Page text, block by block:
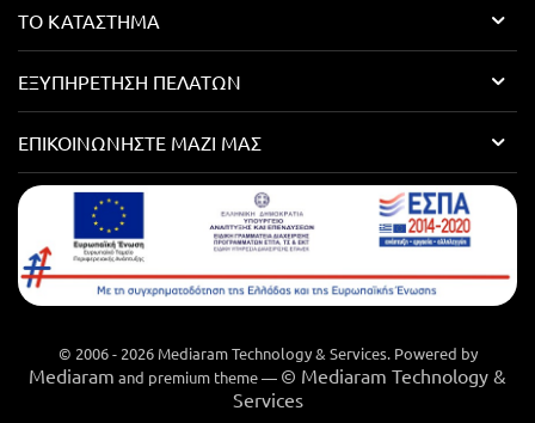
ΤΟ ΚΑΤΆΣΤΗΜΑ
ΕΞΥΠΗΡΈΤΗΣΗ ΠΕΛΑΤΏΝ
ΕΠΙΚΟΙΝΩΝΉΣΤΕ ΜΑΖΊ ΜΑΣ
© 2006 - 2026 Mediaram Technology & Services. Powered by
Mediaram and premium theme — © Mediaram Technology &
Services